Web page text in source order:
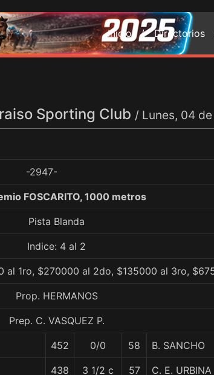
Inicio / Directorios
Sporting Club / Lunes, 04
-2947-
FOSCARITO, 1000 metros
Pista Blanda
Indice: 4 al 2
al 1ro, $270000 al 2do, $135000 al 3ro,
Prop. HERMANOS
Prep. C. VASQUEZ P.
452 0/0 58 B. SANCHO
438 3 1/2 c 57 C. E. URBINA